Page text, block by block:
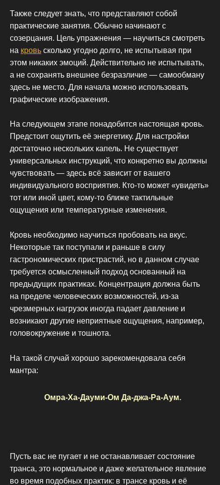
Также следует знать, что представляют собой
практические занятия. Обычно начинают с
созерцания. Цель упражнения — научиться смотреть
на кровь сколько угодно долго, не испытывая при
этом никаких эмоций. Действительно не испытывать,
а не сохранять внешнее безразличие — самообману
здесь не место. Для начала можно использовать
графические изображения.
На следующем этапе понадобится настоящая кровь.
Предстоит ощутить её энергетику. Для настройки
достаточно нескольких капель. Не существует
универсальных инструкций, что конкретно вы должны
чувствовать — здесь всё зависит от вашего
индивидуального восприятия. Кто-то может «увидеть»
тот или иной цвет, кому-то ближе тактильные
ощущения или температурные изменения.
Кровь необходимо научиться пробовать на вкус.
Некоторые так поступали и раньше в силу
гастрономических пристрастий, но в данном случае
требуется осмысленный подход основанный на
предыдущих практиках. Концентрация должна быть
на пределе человеческих возможностей, из-за
чрезмерных нагрузок иногда падает давление и
возникают другие неприятные ощущения, например,
головокружение и тошнота.
На такой случай хорошо зарекомендовала себя
мантра:
Омра-Ха-Дауми-Ом Да-джа-Ра-Аум.
Пусть вас не пугает и не останавливает состояние
транса, это нормальное и даже желательное явление
во время подобных практик: в трансе кровь и её